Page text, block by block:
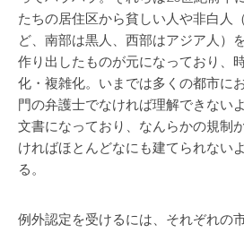
たちの居住区から貧しい人や非白人
ど、南部は黒人、西部はアジア人）
作り出したものが元になっており、
化・複雑化。いまでは多くの都市に
門の弁護士でなければ理解できない
文書になっており、なんらかの規制
ければほとんどなにも建てられない
る。
例外認定を受けるには、それぞれの